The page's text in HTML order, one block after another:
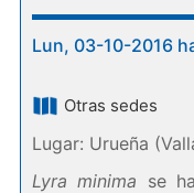
Lun, 03-10-2016
Otras sedes
Lugar: Urueña
Lyra minima se